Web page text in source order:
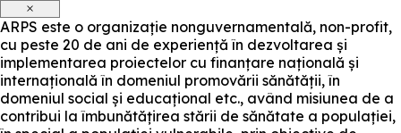
×
ARPS este o organizație nonguvernamentală, non-profit,
cu peste 20 de ani de experiență în dezvoltarea și
implementarea proiectelor cu finanțare națională și
internațională în domeniul promovării sănătății, în
domeniul social și educațional etc., având misiunea de a
contribui la îmbunătățirea stării de sănătate a populației,